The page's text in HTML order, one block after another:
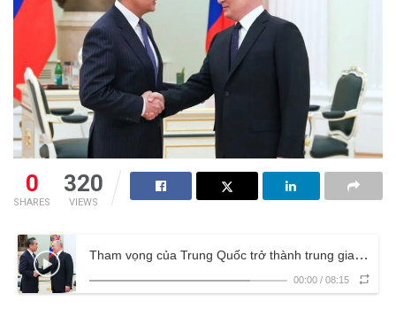
0
SHARES
320
VIEWS
Tham vọng của Trung Quốc trở thành trung gian hòa giải cho cuộc xung đột Nga – Ukraine và một số đánh giá ban đầu
00:00 / 08:15